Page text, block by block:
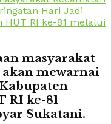
masyarakat
mewarnai
RI ke-81
Sukatani.